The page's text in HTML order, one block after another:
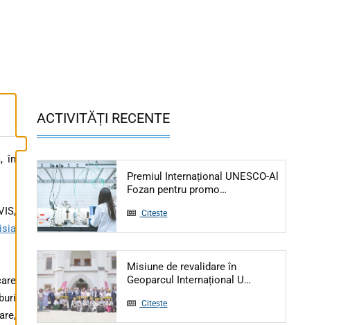
în
ACTIVITĂȚI RECENTE
Premiul Internațional UNESCO-Al
Fozan pentru promo…
Citește
Misiune de revalidare în
Geoparcul Internațional U…
Citește